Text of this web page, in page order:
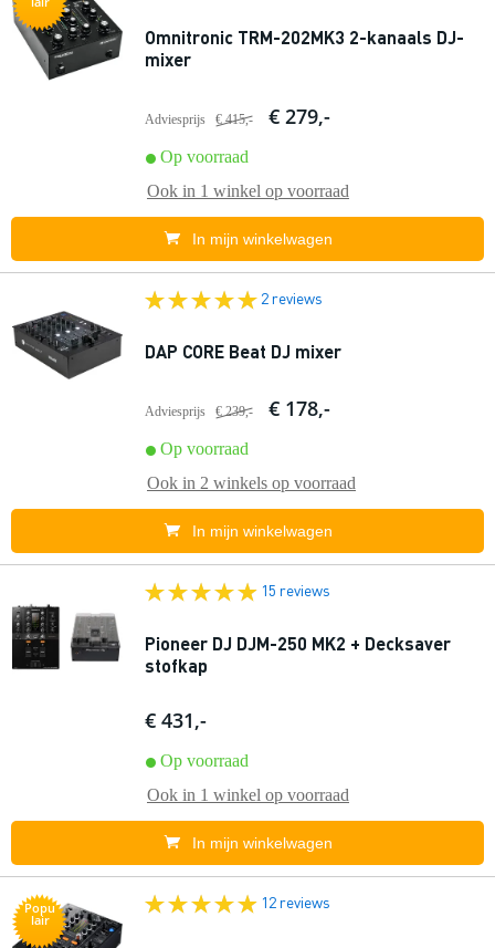
Omnitronic TRM-202MK3 2-kanaals DJ-
mixer
Adviesprijs € 415,- € 279,-
Op voorraad
Ook in 1 winkel op voorraad
In mijn winkelwagen
2 reviews
DAP CORE Beat DJ mixer
Adviesprijs € 239,- € 178,-
Op voorraad
Ook in 2 winkels op voorraad
In mijn winkelwagen
15 reviews
Pioneer DJ DJM-250 MK2 + Decksaver
stofkap
€ 431,-
Op voorraad
Ook in 1 winkel op voorraad
In mijn winkelwagen
Popu
lair
12 reviews